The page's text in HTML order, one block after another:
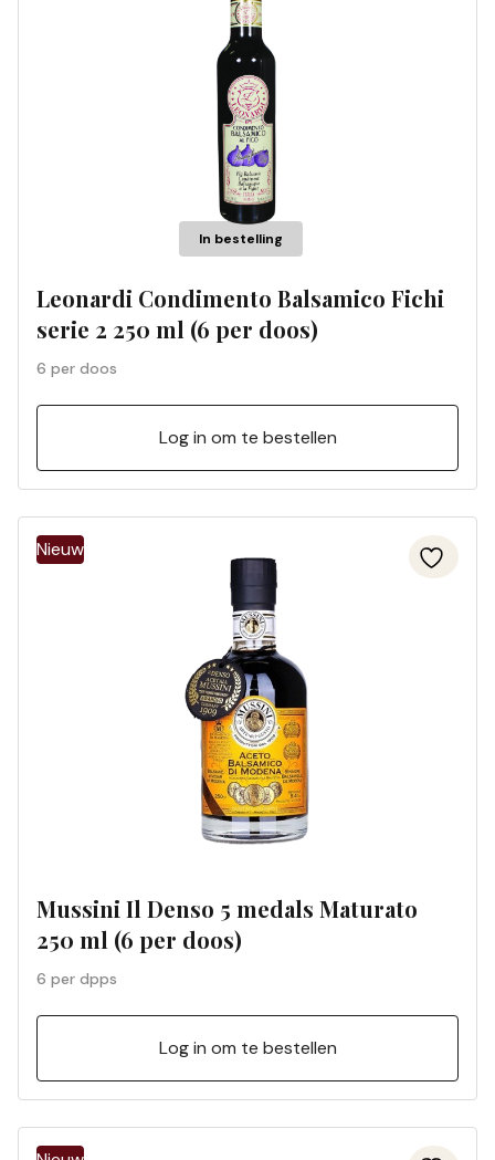
In bestelling
Leonardi Condimento Balsamico Fichi
serie 2 250 ml (6 per doos)
6 per doos
Log in om te bestellen
Mussini Il Denso 5 medals Maturato
250 ml (6 per doos)
6 per dpps
Log in om te bestellen